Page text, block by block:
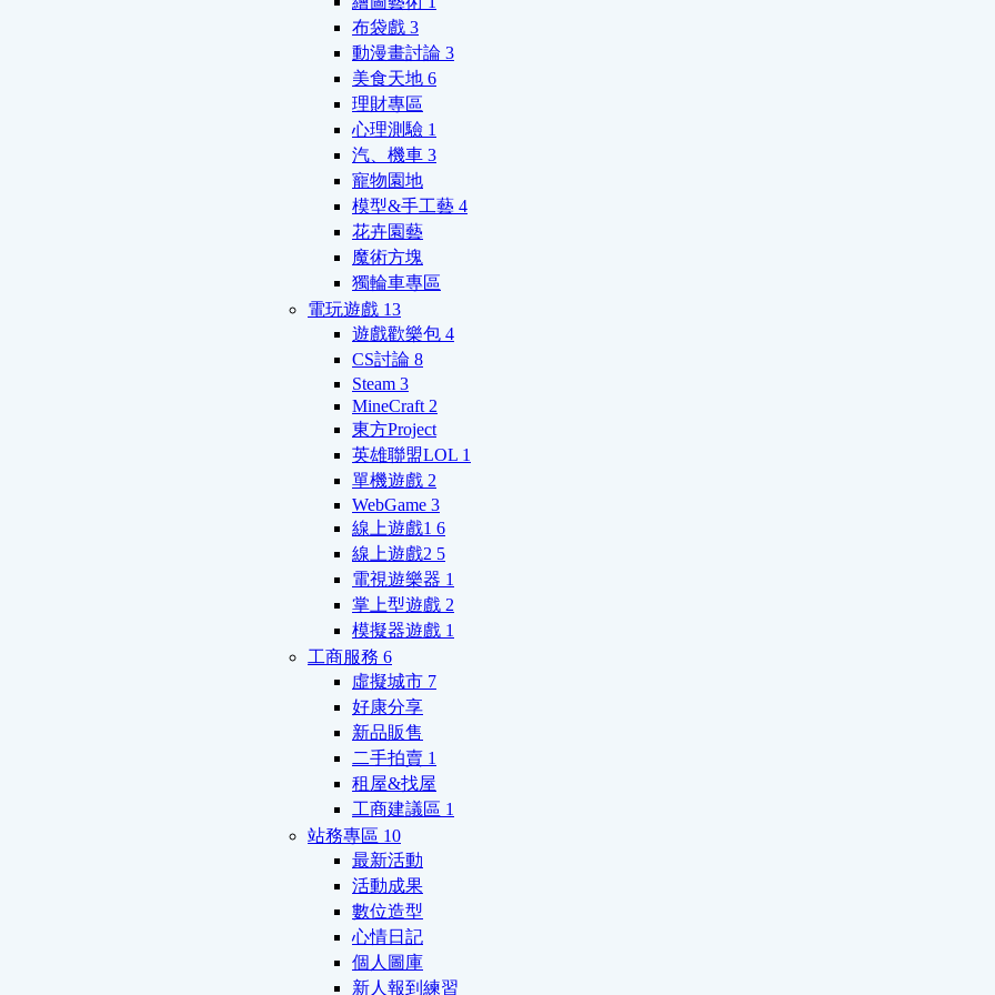
布袋戲 3
動漫畫討論 3
美食天地 6
理財專區
心理測驗 1
汽、機車 3
寵物園地
模型&手工藝 4
花卉園藝
魔術方塊
獨輪車專區
電玩遊戲 13
遊戲歡樂包 4
CS討論 8
Steam 3
MineCraft 2
東方Project
英雄聯盟LOL 1
單機遊戲 2
WebGame 3
線上遊戲1 6
線上遊戲2 5
電視遊樂器 1
掌上型遊戲 2
模擬器遊戲 1
工商服務 6
虛擬城市 7
好康分享
新品販售
二手拍賣 1
租屋&找屋
工商建議區 1
站務專區 10
最新活動
活動成果
數位造型
心情日記
個人圖庫
新人報到練習